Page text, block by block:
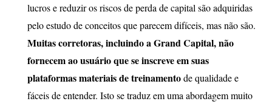
lucros e reduzir os riscos de perda de capital são adquiridas
pelo estudo de conceitos que parecem difíceis, mas não são.
Muitas corretoras, incluindo a Grand Capital, não
fornecem ao usuário que se inscreve em suas
plataformas materiais de treinamentode qualidade e
fáceis de entender. Isto se traduz em uma abordagem muito